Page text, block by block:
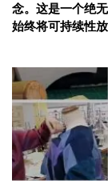
念。这是一个绝
始终将可持续性放